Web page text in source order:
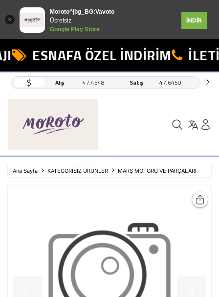
Moroto^|bg_BG:Vavoto
Ücretsiz
Google Play Store
İNDİR
ESNAFA ÖZEL İNDİRİM
$ Alış 47,4548 Satış 47,6450
Ana Sayfa KATEGORİSİZ ÜRÜNLER MARŞ MOTORU VE PARÇALARI